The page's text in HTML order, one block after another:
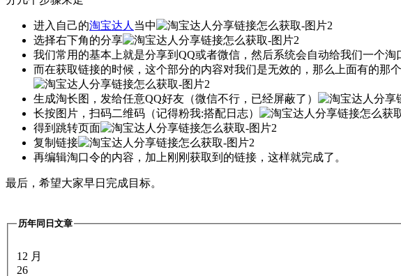
进入自己的淘宝达人 当中
选择右下角的分享
我们常用的基本上就是分享到QQ或者微信，然后系统会自动给我们一个淘
而在获取链接的时候，这个部分的内容对我们是无效的，那么上面有的
生成淘长图，发给任意QQ好友（微信不行，已经屏蔽了）
长按图片，扫码二维码（记得粉我:搭配日志）
得到跳转页面
复制链接
再编辑淘口令的内容，加上刚刚获取到的链接，这样就完成了。
最后，希望大家早日完成目标。
历年同日文章
12 月
26